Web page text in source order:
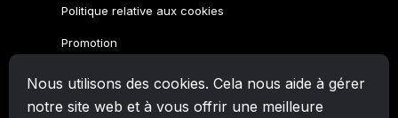
Nous utilisons des cookies. Cela nous aide à gérer
notre site web et à vous offrir une meilleure
Politique relative aux cookies
Promotion
Famille CryptoTab